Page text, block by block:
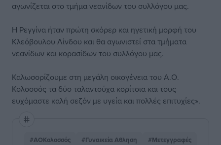
αγωνίζεται στο τμήμα νεανίδων του συλλόγου μας.
Η Ρεγγίνα ήταν πρώτη σκόρερ και ηγετική μορφή του
Κλεόβουλου Λίνδου και θα αγωνιστεί στα τμήματα
νεανίδων και κορασίδων του συλλόγου μας.
Καλωσορίζουμε στη μεγάλη οικογένεια του Α.Ο.
Κολοσσός τα δύο ταλαντούχα κορίτσια και τους
ευχόμαστε καλή σεζόν με υγεία και πολλές επιτυχίες».
#ΑΟΚολοσσός #Γυναικεία Αθληση #Μετεγγραφές